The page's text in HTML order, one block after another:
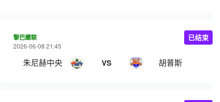
黎巴嫩联
2026-06-08 21:45
朱尼赫中央 VS 胡普斯
已结束